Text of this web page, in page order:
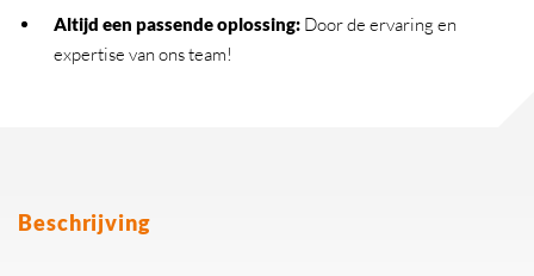
Altijd een passende oplossing:Door de ervaring en
expertise van ons team!
Beschrijving